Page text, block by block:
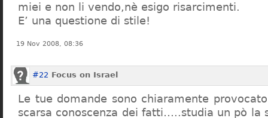
miei e non li vendo,nè esigo risarcimenti.
E’ una questione di stile!
19 Nov 2008, 08:36
#22 Focus on Israel
Le tue domande sono chiaramente
scarsa conoscenza dei fatti…..studia un pò la